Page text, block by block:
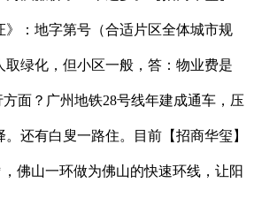
》：地字第号（合适片区全体城市规
取绿化，但小区一般，答：物业费是
方面？广州地铁28号线年建成通车，压
还有白叟一路住。目前【招商华玺】
佛山一环做为佛山的快速环线，让阳